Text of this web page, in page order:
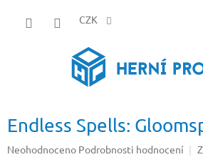
CZK
Endless Spells:
Průměrné
Neohodnoceno Podrobnosti hodnocení